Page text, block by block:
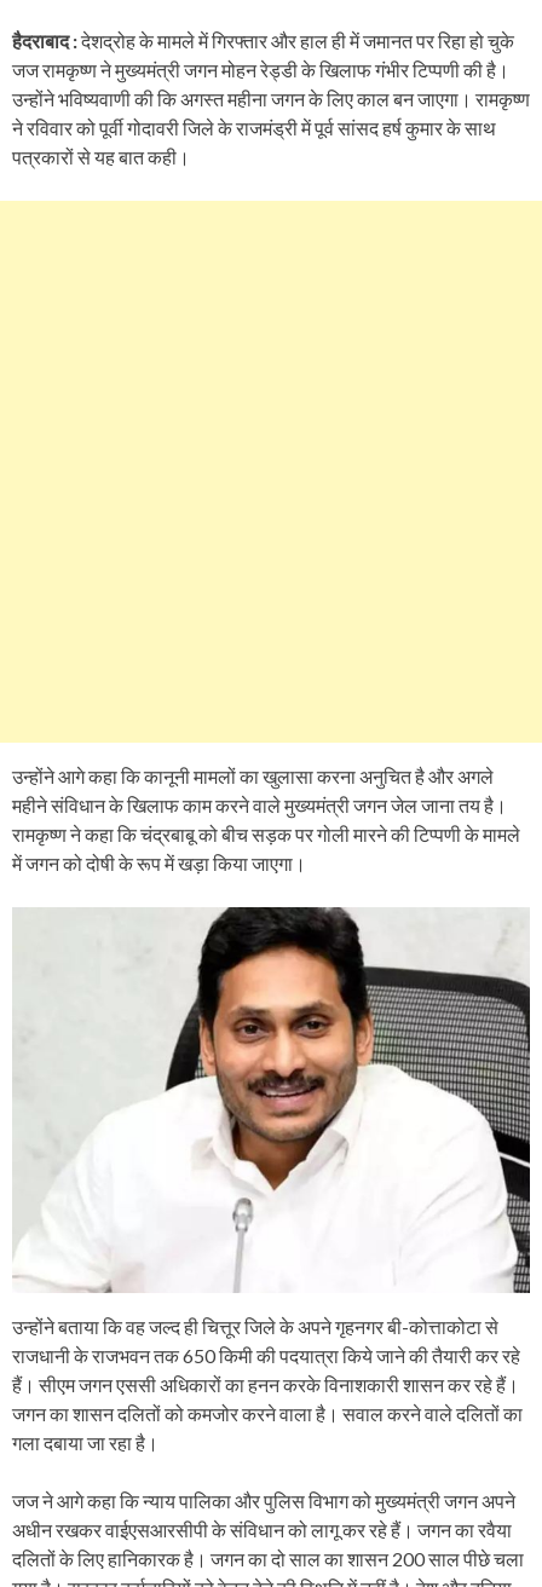
हैदराबाद :देशद्रोह के मामले में गिरफ्तार और हाल ही में जमानत पर रिहा हो चुके
जज रामकृष्ण ने मुख्यमंत्री जगन मोहन रेड्डी के खिलाफ गंभीर टिप्पणी की है।
उन्होंने भविष्यवाणी की कि अगस्त महीना जगन के लिए काल बन जाएगा। रामकृष्ण
ने रविवार को पूर्वी गोदावरी जिले के राजमंड्री में पूर्व सांसद हर्ष कुमार के साथ
पत्रकारों से यह बात कही।
उन्होंने आगे कहा कि कानूनी मामलों का खुलासा करना अनुचित है और अगले
महीने संविधान के खिलाफ काम करने वाले मुख्यमंत्री जगन जेल जाना तय है।
रामकृष्ण ने कहा कि चंद्रबाबू को बीच सड़क पर गोली मारने की टिप्पणी के मामले
में जगन को दोषी के रूप में खड़ा किया जाएगा।
उन्होंने बताया कि वह जल्द ही चित्तूर जिले के अपने गृहनगर बी-कोत्ताकोटा से
राजधानी के राजभवन तक 650 किमी की पदयात्रा किये जाने की तैयारी कर रहे
हैं। सीएम जगन एससी अधिकारों का हनन करके विनाशकारी शासन कर रहे हैं।
जगन का शासन दलितों को कमजोर करने वाला है। सवाल करने वाले दलितों का
गला दबाया जा रहा है।
जज ने आगे कहा कि न्याय पालिका और पुलिस विभाग को मुख्यमंत्री जगन अपने
अधीन रखकर वाईएसआरसीपी के संविधान को लागू कर रहे हैं। जगन का रवैया
दलितों के लिए हानिकारक है। जगन का दो साल का शासन 200 साल पीछे चला